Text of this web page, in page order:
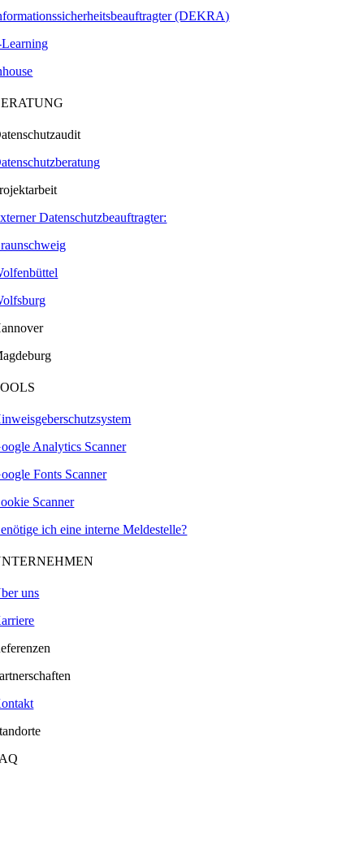
(DEKRA)
Learning
Datenschutzbeauftragter:
Analytics Scanner
Fonts Scanner
Scanner
ich eine interne Meldestelle?
uns